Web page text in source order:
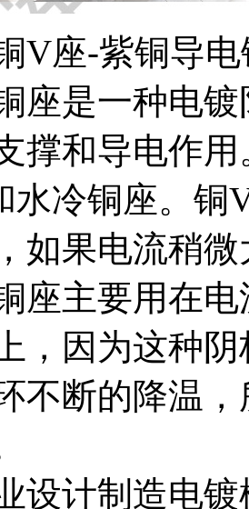
V座-紫铜导
座是一种电
撑和导电作
水冷铜座。铜
如果电流稍
座主要用在
，因为这种
不断的降温
设计制造电